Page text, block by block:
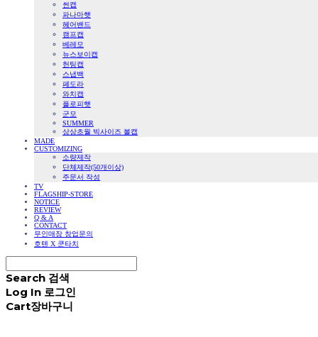
썬캡
파나마햇
헤어밴드
캠프캡
베레모
뉴스보이캡
헌팅캡
스냅백
페도라
와치캡
플로피햇
군모
SUMMER
상상초월 빅사이즈 볼캡
MADE
CUSTOMIZING
소량제작
단체제작(50개이상)
주문서 작성
TV
FLAGSHIP-STORE
NOTICE
REVIEW
Q & A
CONTACT
무인매장 창업문의
호텐 X 쿤타치
Search 검색
Log In 로그인
Cart장바구니